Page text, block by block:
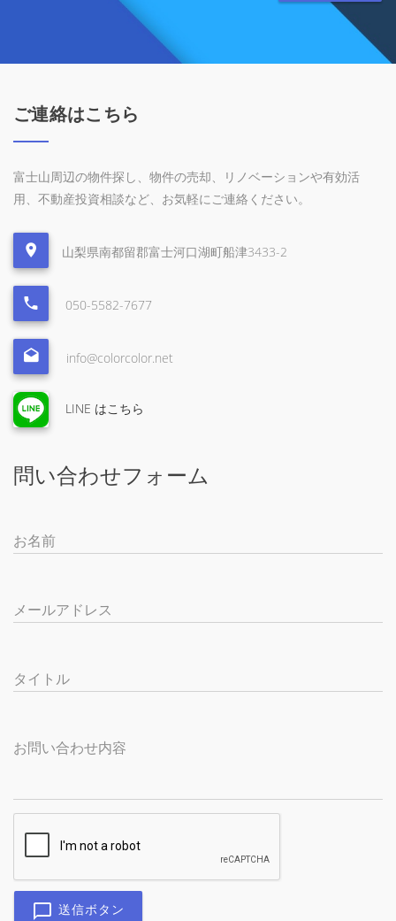
ご連絡はこちら
富士山周辺の物件探し、物件の売却、リノベーションや有効活
用、不動産投資相談など、お気軽にご連絡ください。
山梨県南都留郡富士河口湖町船津3433-2
050-5582-7677
info@colorcolor.net
LINE はこちら
問い合わせフォーム
お名前
メールアドレス
タイトル
お問い合わせ内容
送信ボタン